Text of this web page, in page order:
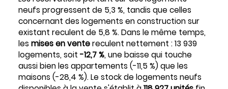
neufs progressent de 5,3 %, tandis que celles
concernant des logements en construction sur
existant reculent de 5,8 %. Dans le même temps,
les mises en ventereculent nettement : 13 939
logements, soit -12,7 %, une baisse qui touche
aussi bien les appartements (-11,5 %) que les
maisons (-28,4 %). Le stock de logements neufs